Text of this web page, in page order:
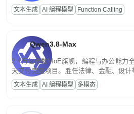
高并发、轻量化任务，适合日常对话、内
文案处理等普惠刚需场景。
文本生成 AI 编程模型 Function Calling
Qwen3.8-Max
2.4万亿参数MoE旗舰，编程与办公能力
天交付完整项目。胜任法律、金融、设
话端到端交付生产级成果。原生视觉理解
程，支持超长文档与长视频的深度语义解
文本生成 AI 编程模型 多模态